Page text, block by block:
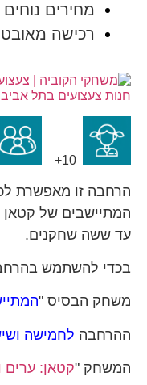
מחירים
רכישה
הרחבה זו מאפשרת
המתיישבים של
עד ששה שחקנים.
בכדי להשתמש
משחק הבסיס "
ההרחבה לחמישה
המשחק "קטאן: ערים